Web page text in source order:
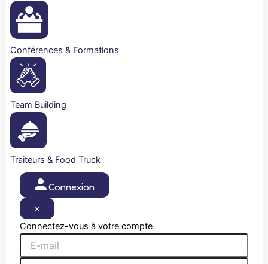
Conférences & Formations
Team Building
Traiteurs & Food Truck
Connexion
×
Connectez-vous à votre compte